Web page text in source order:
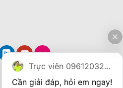
Trực viên 0961203270
Cần giải đáp, hỏi em ngay!